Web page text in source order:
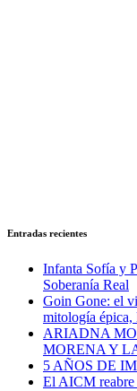
Entradas recientes
Infanta Sofía y
Soberanía Real
Goin Gone: el
mitología épica,
ARIADNA
MORENA Y
5 AÑOS DE
El AICM reabre